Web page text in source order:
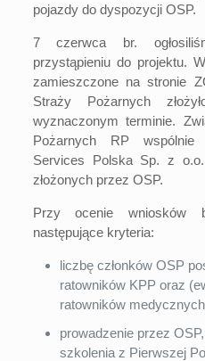
pojazdy do dyspozycji OSP.
7 czerwca br.
przystąpieniu do projektu.
zamieszczone na stronie
Straży Pożarnych
wyznaczonym terminie.
Pożarnych RP
Services Polska Sp. z
złożonych przez OSP.
Przy ocenie wniosków
następujące kryteria:
liczbę członków OSP
ratowników KPP oraz
ratowników
prowadzenie przez
szkolenia z Pierwszej